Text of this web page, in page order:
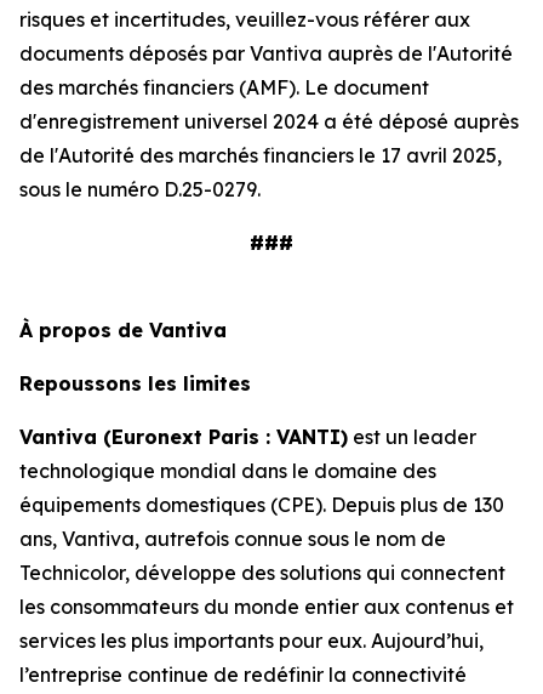
risques et incertitudes, veuillez-vous référer aux
documents déposés par Vantiva auprès de l'Autorité
des marchés financiers (AMF). Le document
d'enregistrement universel 2024 a été déposé auprès
de l'Autorité des marchés financiers le 17 avril 2025,
sous le numéro D.25-0279.
###
À propos de Vantiva
Repoussons les limites
Vantiva (Euronext Paris : VANTI) est un leader
technologique mondial dans le domaine des
équipements domestiques (CPE). Depuis plus de 130
ans, Vantiva, autrefois connue sous le nom de
Technicolor, développe des solutions qui connectent
les consommateurs du monde entier aux contenus et
services les plus importants pour eux. Aujourd’hui,
l’entreprise continue de redéfinir la connectivité